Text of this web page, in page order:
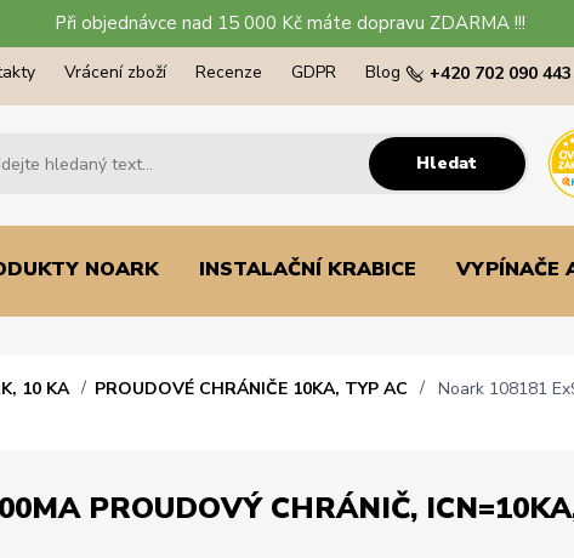
Při objednávce nad 15 000 Kč máte dopravu ZDARMA !!!
Vrácení zboží Recenze GDPR Blog
Hledat
+420 702 090 443
NOARK INSTALAČNÍ KRABICE VYPÍNAČE
10 KA PROUDOVÉ CHRÁNIČE 10KA, TYP AC
Noark 108181
PROUDOVÝ CHRÁNIČ,